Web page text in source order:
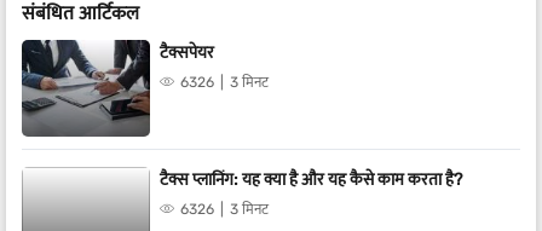
संबंधित आर्टिकल
टैक्सपेयर
6326 3 मिनट
टैक्स प्लानिंग: यह क्या है और यह कैसे काम करता है?
6326 3 मिनट